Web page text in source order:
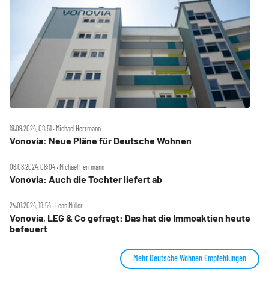
19.09.2024, 08:51 ‧ Michael Herrmann
Vonovia: Neue Pläne für Deutsche Wohnen
06.08.2024, 08:04 ‧ Michael Herrmann
Vonovia: Auch die Tochter liefert ab
24.01.2024, 18:54 ‧ Leon Müller
Vonovia, LEG & Co gefragt: Das hat die Immoaktien heute
befeuert
Mehr Deutsche Wohnen Empfehlungen